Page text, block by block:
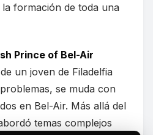
formación de toda una
Prince of Bel-Air
un joven de Filadelfia
se muda con
en Bel-Air. Más allá del
temas complejos